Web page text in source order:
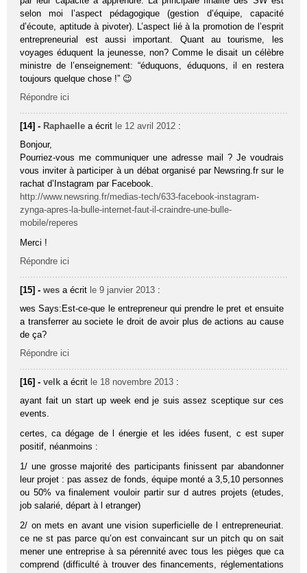
selon moi l’aspect pédagogique (gestion d’équipe, capacité
d’écoute, aptitude à pivoter). L’aspect lié à la promotion de l’esprit
entrepreneurial est aussi important. Quant au tourisme, les
voyages éduquent la jeunesse, non? Comme le disait un célèbre
ministre de l’enseignement: “éduquons, éduquons, il en restera
toujours quelque chose !” 😉
Répondre ici
[14] - Raphaelle a écrit le 12 avril 2012 :
Bonjour,
Pourriez-vous me communiquer une adresse mail ? Je voudrais
vous inviter à participer à un débat organisé par Newsring.fr sur le
rachat d’Instagram par Facebook.
http://www.newsring.fr/medias-tech/633-facebook-instagram-
zynga-apres-la-bulle-internet-faut-il-craindre-une-bulle-
mobile/reperes
Merci !
Répondre ici
[15] -wes a écrit le 9 janvier 2013 :
wes Says:Est-ce-que le entrepreneur qui prendre le pret et ensuite
a transferrer au societe le droit de avoir plus de actions au cause
de ça?
Répondre ici
[16] -velk a écrit le 18 novembre 2013 :
ayant fait un start up week end je suis assez sceptique sur ces
events.
certes, ca dégage de l énergie et les idées fusent, c est super
positif, néanmoins :
1/ une grosse majorité des participants finissent par abandonner
leur projet : pas assez de fonds, équipe monté a 3,5,10 personnes
ou 50% va finalement vouloir partir sur d autres projets (etudes,
job salarié, départ à l etranger)
2/ on mets en avant une vision superficielle de l entrepreneuriat.
ce ne st pas parce qu’on est convaincant sur un pitch qu on sait
mener une entreprise à sa pérennité avec tous les pièges que ca
comprend (difficulté à trouver des financements, réglementations